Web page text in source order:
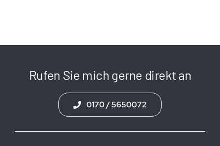
Rufen Sie mich gerne direkt an
0170 / 5650072